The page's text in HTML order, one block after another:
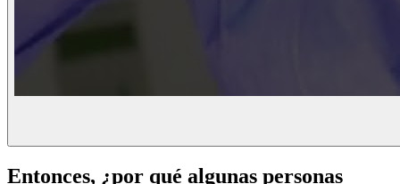
Entonces, ¿por qué algunas personas